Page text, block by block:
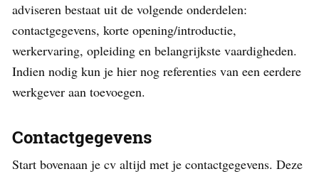
adviseren bestaat uit de volgende onderdelen:
contactgegevens, korte opening/introductie,
werkervaring, opleiding en belangrijkste vaardigheden.
Indien nodig kun je hier nog referenties van een eerdere
werkgever aan toevoegen.
Contactgegevens
Start bovenaan je cv altijd met je contactgegevens. Deze